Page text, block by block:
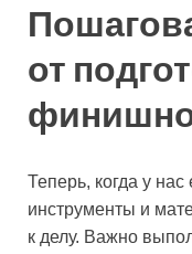
от
Теперь, когда у
инструменты и
к делу. Важно